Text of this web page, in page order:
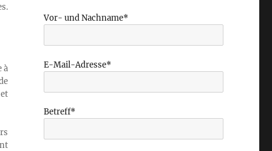
à
Vor- und Nachname*
E-Mail-Adresse*
Betreff*